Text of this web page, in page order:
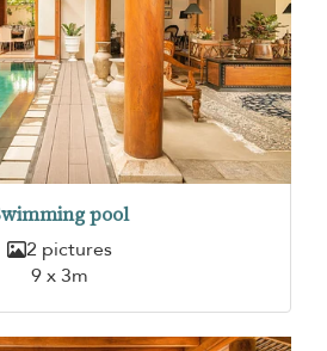
pool
2 pictures
9 x 3m